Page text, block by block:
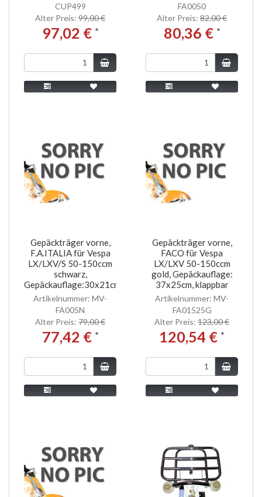
CUP499
Alter Preis: 99,00 €
97,02 € *
FA0050
Alter Preis: 82,00 €
80,36 € *
Gepäckträger vorne,
F.A.ITALIA für Vespa
LX/LXV/S 50-150ccm
schwarz,
Gepäckauflage:30x21cm
Artikelnummer: MV-
FA005N
Alter Preis: 79,00 €
77,42 € *
Gepäckträger vorne,
FACO für Vespa
LX/LXV 50-150ccm
gold, Gepäckauflage:
37x25cm, klappbar
Artikelnummer: MV-
FA01525G
Alter Preis: 123,00 €
120,54 € *